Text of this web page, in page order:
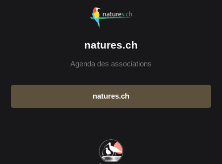
natures.ch
Agenda des associations
natures.ch